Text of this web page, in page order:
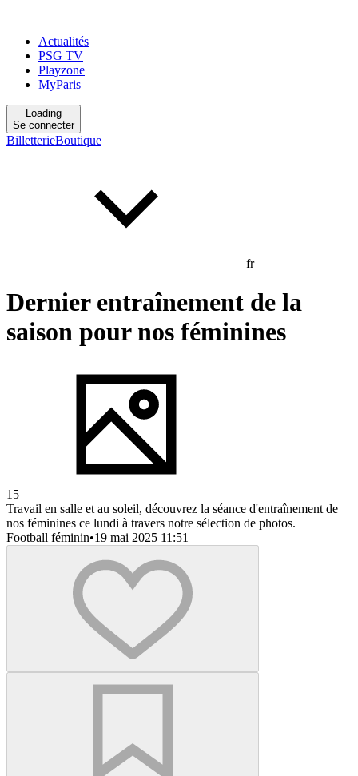
Actualités
PSG TV
Playzone
MyParis
Loading
Se connecter
BilletterieBoutique
fr
Dernier entraînement de la
saison pour nos féminines
15
Travail en salle et au soleil, découvrez la séance d'entraînement de
nos féminines ce lundi à travers notre sélection de photos.
Football féminin•19 mai 2025 11:51